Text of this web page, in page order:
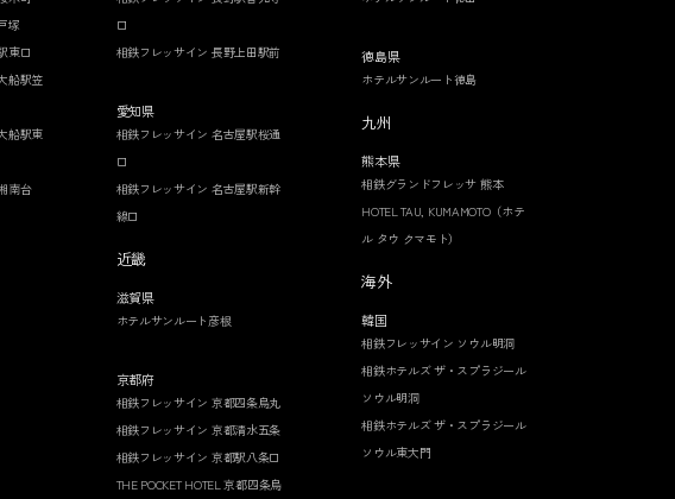
塚
東口
船駅笠
船駅東
南台
口
相鉄フレッサイン 長野上田駅前
愛知県
相鉄フレッサイン 名古屋駅桜通
口
相鉄フレッサイン 名古屋駅新幹
線口
近畿
滋賀県
ホテルサンルート彦根
京都府
相鉄フレッサイン 京都四条烏丸
相鉄フレッサイン 京都清水五条
相鉄フレッサイン 京都駅八条口
THE POCKET HOTEL 京都四条烏
徳島県
ホテルサンルート徳島
九州
熊本県
相鉄グランドフレッサ 熊本
HOTEL TAU, KUMAMOTO（ホテ
ル タウ クマモト）
海外
韓国
相鉄フレッサイン ソウル明洞
相鉄ホテルズ ザ・スプラジール
ソウル明洞
相鉄ホテルズ ザ・スプラジール
ソウル東大門